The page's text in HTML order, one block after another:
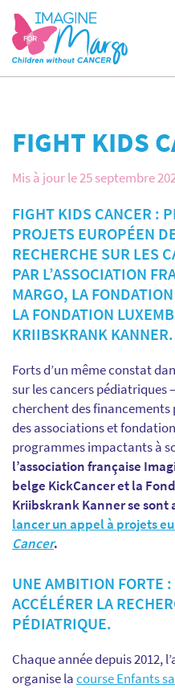
FIGHT KIDS
Mis à jour le 25 septembre
FIGHT KIDS CANCER :
PROJETS EUROPÉEN
RECHERCHE SUR LES
PAR L’ASSOCIATION
MARGO, LA
LA FONDATION
KRIIBSKRANK KANNER.
Forts d’un même constat
sur les cancers pédiatriques
cherchent des financements
des associations et
programmes impactants à
l’association française
belge KickCancer et la
Kriibskrank Kanner se sont
lancer un appel à projets
Cancer.
UNE AMBITION FORTE
ACCÉLÉRER LA
PÉDIATRIQUE.
Chaque année depuis 2012,
organise lacourse Enfants